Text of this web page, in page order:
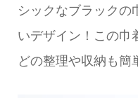
シックなブラックの
いデザイン！この巾
どの整理や収納も簡